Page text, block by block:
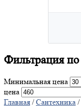
Фильтрацияпо
Минимальная цена
цена
Главная /Сантехника